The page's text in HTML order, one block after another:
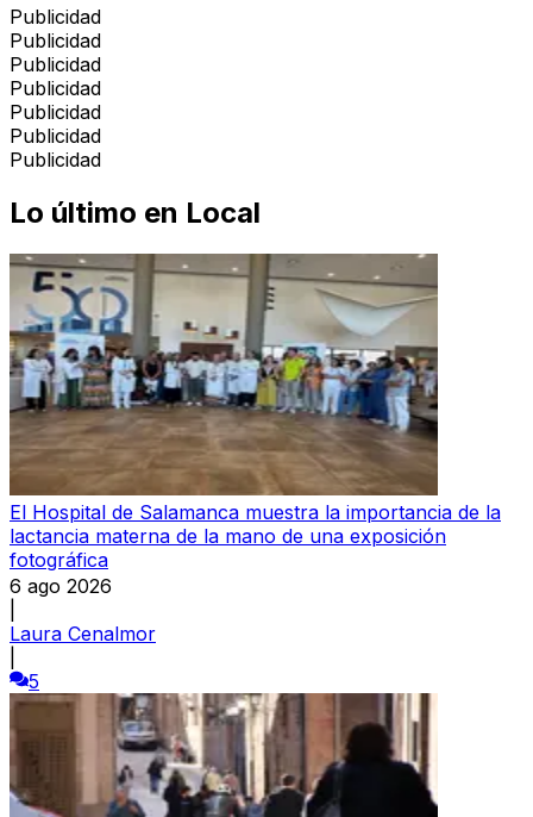
Publicidad
Publicidad
Publicidad
Publicidad
Publicidad
Publicidad
Publicidad
Lo último en Local
El Hospital de Salamanca muestra la importancia de la
lactancia materna de la mano de una exposición
fotográfica
6 ago 2026
Laura Cenalmor
5